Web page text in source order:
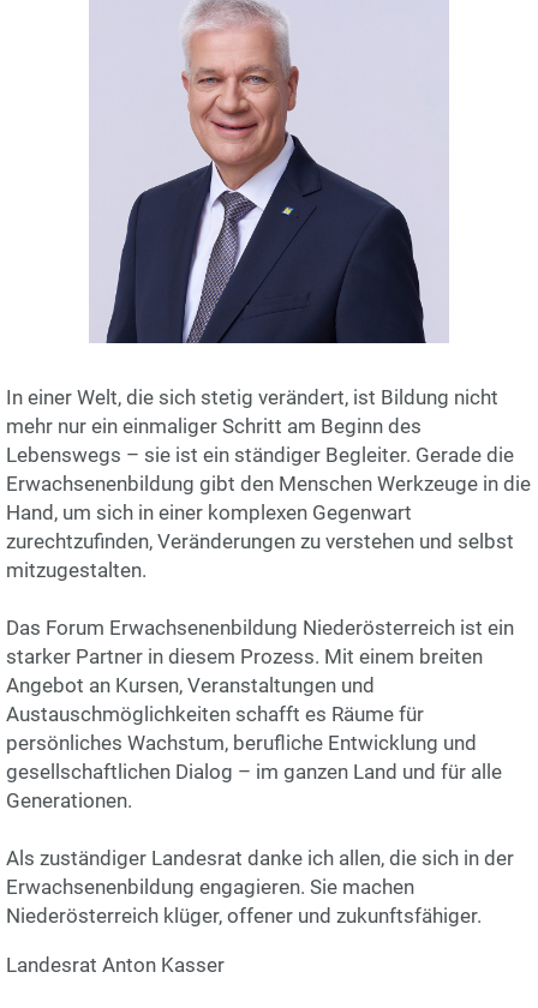
In einer Welt, die sich stetig verändert, ist Bildung nicht
mehr nur ein einmaliger Schritt am Beginn des
Lebenswegs – sie ist ein ständiger Begleiter. Gerade die
Erwachsenenbildung gibt den Menschen Werkzeuge in die
Hand, um sich in einer komplexen Gegenwart
zurechtzufinden, Veränderungen zu verstehen und selbst
mitzugestalten.
Das Forum Erwachsenenbildung Niederösterreich ist ein
starker Partner in diesem Prozess. Mit einem breiten
Angebot an Kursen, Veranstaltungen und
Austauschmöglichkeiten schafft es Räume für
persönliches Wachstum, berufliche Entwicklung und
gesellschaftlichen Dialog – im ganzen Land und für alle
Generationen.
Als zuständiger Landesrat danke ich allen, die sich in der
Erwachsenenbildung engagieren. Sie machen
Niederösterreich klüger, offener und zukunftsfähiger.
Landesrat Anton Kasser